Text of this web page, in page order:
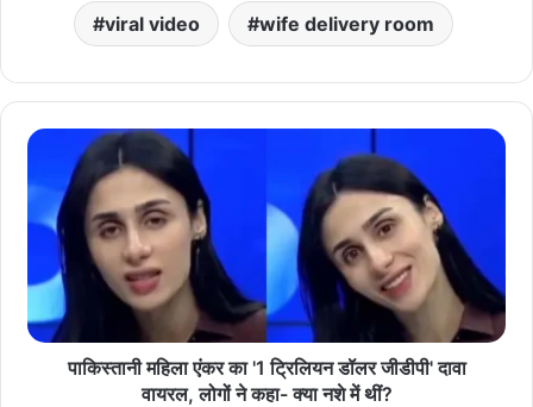
viral video wife delivery room
पाकिस्तानी महिला एंकर का '1 ट्रिलियन डॉलर जीडीपी' दावा
वायरल, लोगों ने कहा- क्या नशे में थीं?